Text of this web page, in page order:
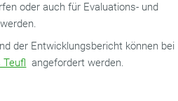
oder auch für Evaluations- und
der Entwicklungsbericht können bei
Teufl angefordert werden.